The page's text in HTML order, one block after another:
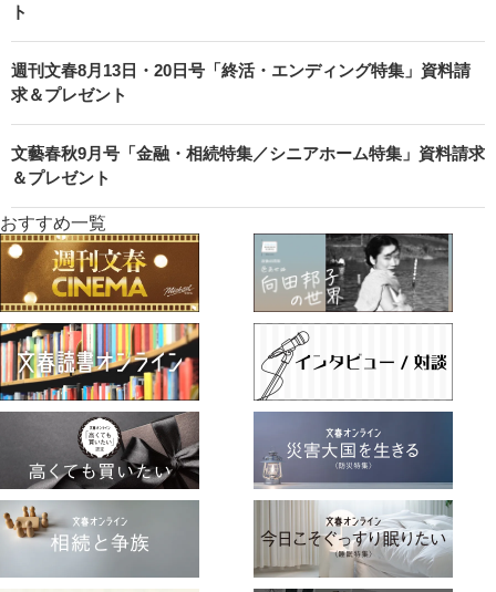
ト
週刊文春8月13日・20日号「終活・エンディング特集」資料請
求＆プレゼント
文藝春秋9月号「金融・相続特集／シニアホーム特集」資料請求
＆プレゼント
おすすめ一覧